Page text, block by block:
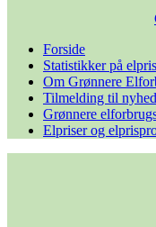
Forside
Statistikker på
Om Grønnere
Tilmelding til
Grønnere
Elpriser og